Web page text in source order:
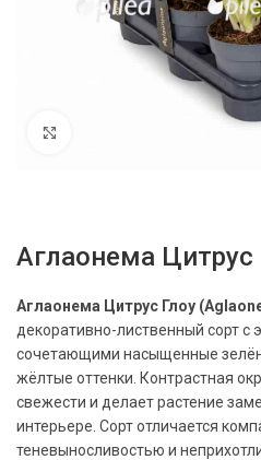
Аглаонема Цитрус
Аглаонема Цитрус Глоу
декоративно-лиственный сорт
сочетающими насыщенные
жёлтые оттенки. Контрастная
свежести и делает растение
интерьере. Сорт отличается
теневыносливостью и